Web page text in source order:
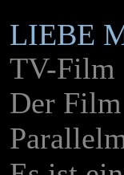
LIEBE
TV-Film
Der